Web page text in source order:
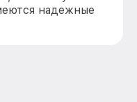
надежные